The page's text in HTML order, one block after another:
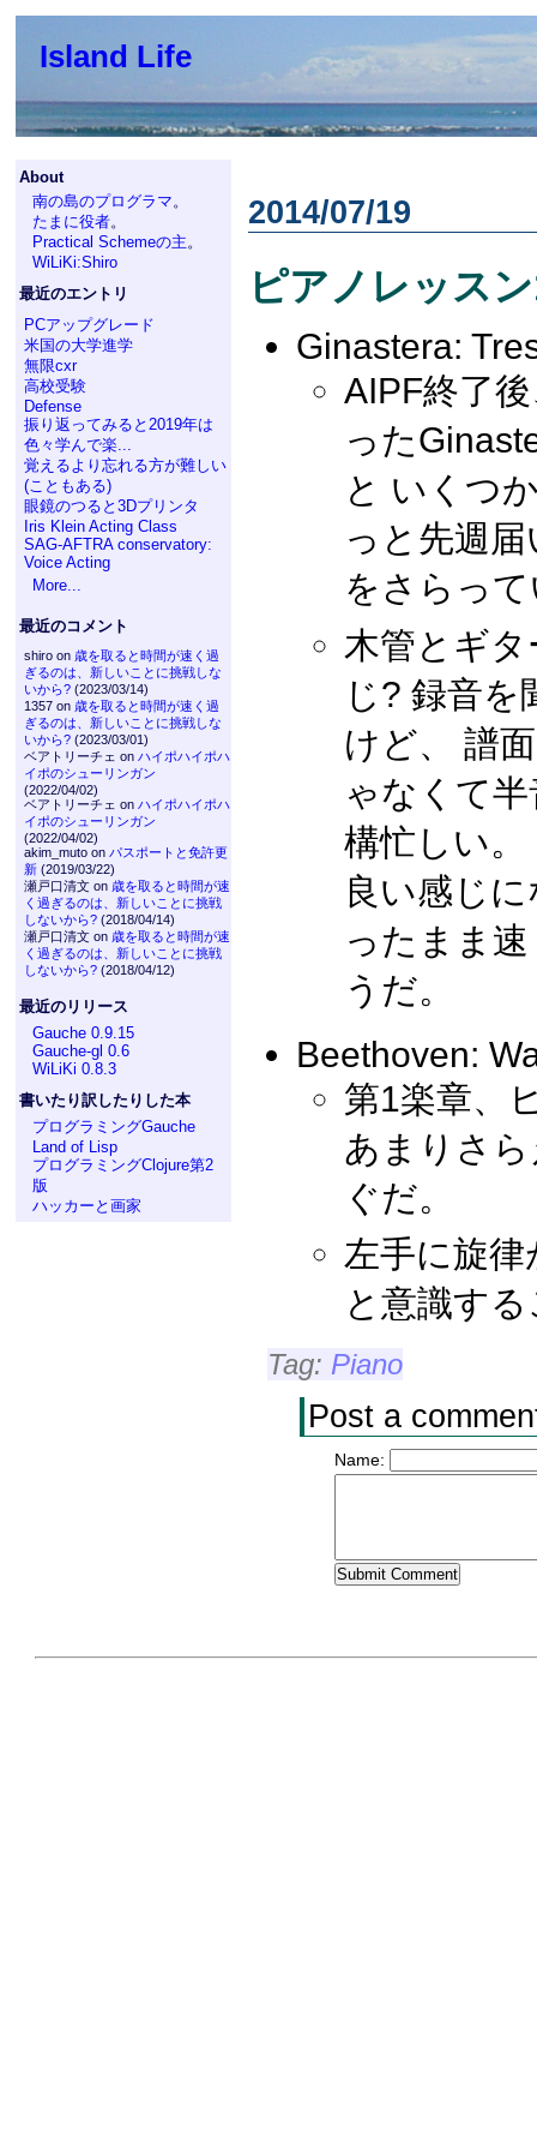
Island Life
About
南の島のプログラマ。
たまに役者。
Practical Schemeの主。
WiLiKi:Shiro
最近のエントリ
PCアップグレード
米国の大学進学
無限cxr
高校受験
Defense
振り返ってみると2019年は
色々学んで楽...
覚えるより忘れる方が難しい
(こともある)
眼鏡のつると3Dプリンタ
Iris Klein Acting Class
SAG-AFTRA conservatory:
Voice Acting
More...
最近のコメント
shiro on 歳を取ると時間が速く過
ぎるのは、新しいことに挑戦しな
いから?(2023/03/14)
1357 on 歳を取ると時間が速く過
ぎるのは、新しいことに挑戦しな
いから?(2023/03/01)
ベアトリーチェ on ハイポハイポハ
イポのシューリンガン
(2022/04/02)
ベアトリーチェ on ハイポハイポハ
イポのシューリンガン
(2022/04/02)
akim_muto on パスポートと免許更
新(2019/03/22)
瀬戸口清文 on 歳を取ると時間が速
く過ぎるのは、新しいことに挑戦
しないから?(2018/04/14)
瀬戸口清文 on 歳を取ると時間が速
く過ぎるのは、新しいことに挑戦
しないから?(2018/04/12)
最近のリリース
Gauche 0.9.15
Gauche-gl 0.6
WiLiKi 0.8.3
書いたり訳したりした本
プログラミングGauche
Land of Lisp
プログラミングClojure第2
版
ハッカーと画家
2014/07/19
ピアノレッス
Ginastera:
AIPF終了
った
と いくつ
っと先週
をさらっ
木管とギ
じ? 録音を
けど、 譜
ゃなくて
構忙しい
良い感じ
ったまま
うだ。
Beethoven:
第1楽章、
あまりさ
ぐだ。
左手に旋
と意識す
Tag: Piano
Post a
Name: